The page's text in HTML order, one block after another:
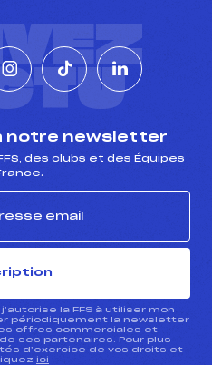
notre newsletter
des clubs et des Équipes
la FFS à utiliser mon
périodiquement la newsletter
offres commerciales et
ses partenaires. Pour plus
d’exercice de vos droits et
ici